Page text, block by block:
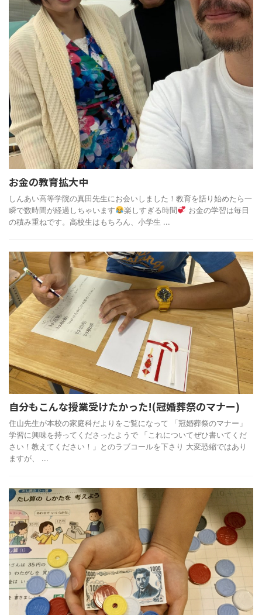
お金の教育拡大中
しんあい高等学院の真田先生にお会いしました！教育を語り始めたら一
瞬で数時間が経過しちゃいます
楽しすぎる時間
お金の学習は毎日
の積み重ねです。高校生はもちろん、小学生 ...
自分もこんな授業受けたかった!(冠婚葬祭のマナー)
住山先生が本校の家庭科だよりをご覧になって 「冠婚葬祭のマナー」
学習に興味を持ってくださったようで 「これについてぜひ書いてくだ
さい！教えてください！」とのラブコールを下さり 大変恐縮ではあり
ますが、 ...